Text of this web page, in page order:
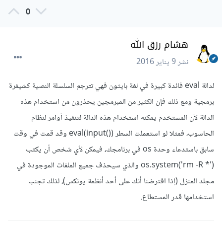
0
هشام رزق الله
نشر9 يناير 2016
لدالة eval فائدة كبيرة في لغة بايثون فهي تترجم السلسلة النصية كشيفرة
برمجية ومع ذلك فإن الكثير من المبرمجين يحذرون من استخدام هذه
الدالة لأن المستخدم يمكنه استخدام هذه الدالة لتنفيذ أوامر لنظام
الحاسوب، فمثلا لو استعملت السطر eval(input()) وقد قمت في وقت
سابق باستدعاء وحدة os في برنامجك، فيمكن لأي شخص أن يكتب
os.system('rm -R *') والذي سيحذف جميع الملفات الموجودة في
مجلد المنزل (إذا افترضنا أنك على أحد أنظمة يونكس)، لذلك تجنب
استخدامها قدر المستطاع.